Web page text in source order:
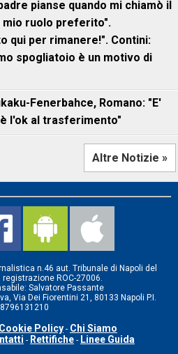
pianse quando mi chiamò il
mio ruolo preferito".
qui per rimanere!". Contini:
spogliatoio è un motivo di
Fenerbahce, Romano: "E'
l'ok al trasferimento"
Altre Notizie »
n.46 aut. Tribunale di Napoli del
ROC-27006.
Salvatore Passante
Via Dei Fiorentini 21, 80133 Napoli P.I.
Cookie Policy - Chi Siamo
- Rettifiche - Linee Guida